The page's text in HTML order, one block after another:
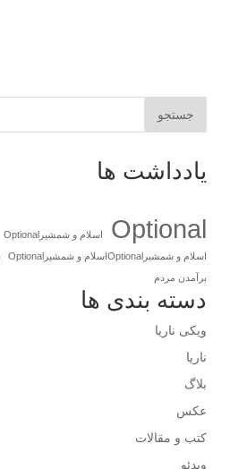
جستجو
یادداشت ها
Optional
اسلام و شمشیرOptional
اسلام و شمشیرOptionalاسلام و شمشیرOptional
برآمدن مردم
دسته بندی ها
ویکی ناریا
ناریا
بلاگ
عکس
کتب و مقالات
ویدئو